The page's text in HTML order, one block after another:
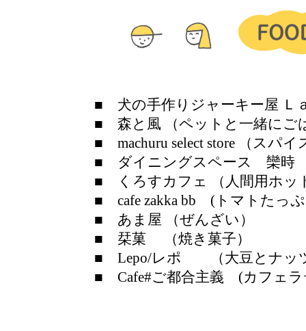
■ 犬の手作りジャーキー屋 Ｌ
■ 森と風 （ペットと一緒にご
■ machuru select store （スパイ
■ ダイニングスペース 欒時
■ くろすカフェ （人間用ホッ
■ cafe zakka bb (トマトたっ
■ あま屋 （ぜんざい）
■ 栞菓 （焼き菓子）
■ Lepo/レポ （大豆とナッ
■ Cafe#ご都合主義 (カフェラ